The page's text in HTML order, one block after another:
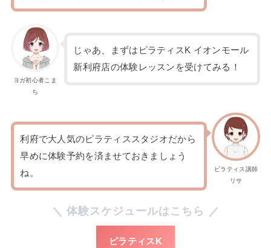
ヨガ初心者こま
ち
じゃあ、まずはピラティスK イオンモール
新利府店の体験レッスンを受けてみる！
ピラティス講師
リサ
利府で大人気のピラティススタジオだから
早めに体験予約を済ませておきましょう
ね。
体験スケジュールはこちら
ピラティスK